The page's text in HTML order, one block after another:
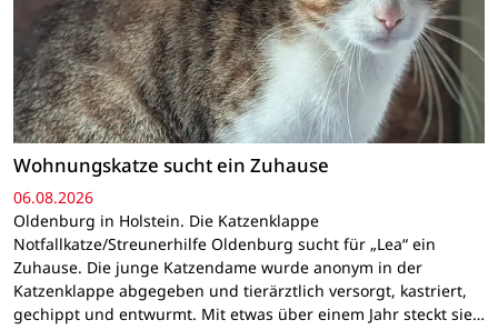
Wohnungskatze sucht ein Zuhause
06.08.2026
Oldenburg in Holstein. Die Katzenklappe
Notfallkatze/Streunerhilfe Oldenburg sucht für „Lea“ ein
Zuhause. Die junge Katzendame wurde anonym in der
Katzenklappe abgegeben und tierärztlich versorgt, kastriert,
gechippt und entwurmt. Mit etwas über einem Jahr steckt sie…